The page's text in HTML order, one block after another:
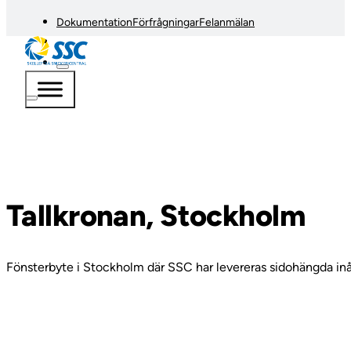
DokumentationFörfrågningarFelanmälan
Tallkronan, Stockholm
Fönsterbyte i Stockholm där SSC har levereras sidohängda